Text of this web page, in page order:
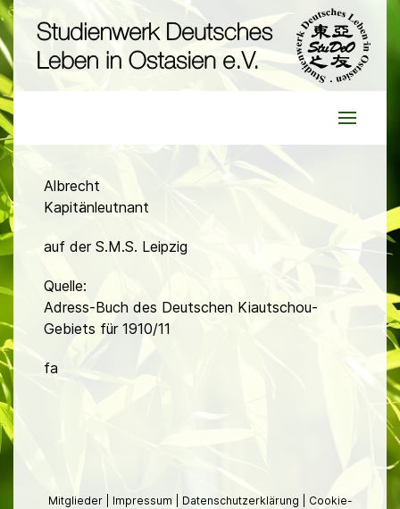
Albrecht
Kapitänleutnant
auf der S.M.S. Leipzig
Quelle:
Adress-Buch des Deutschen Kiautschou-
Gebiets für 1910/11
fa
Mitglieder Impressum Datenschutzerklärung
Cookie-